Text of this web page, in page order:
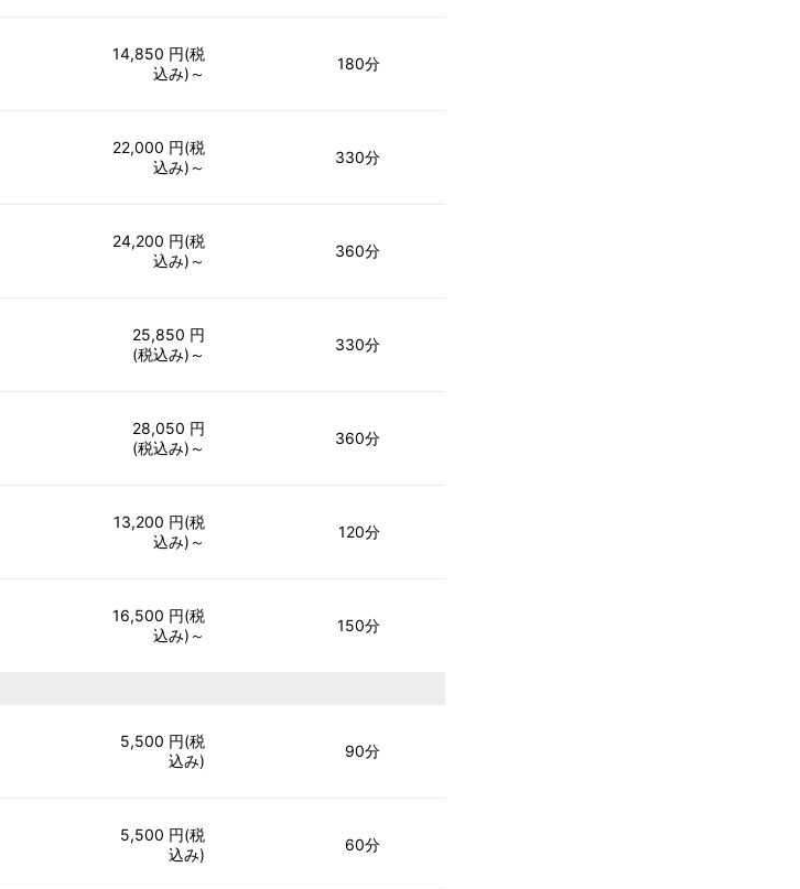
14,850 円(税
込み)～
180分
22,000 円(税
込み)～
330分
24,200 円(税
込み)～
360分
25,850 円
(税込み)～
330分
28,050 円
(税込み)～
360分
13,200 円(税
込み)～
120分
16,500 円(税
込み)～
150分
5,500 円(税
込み)
90分
5,500 円(税
込み)
60分